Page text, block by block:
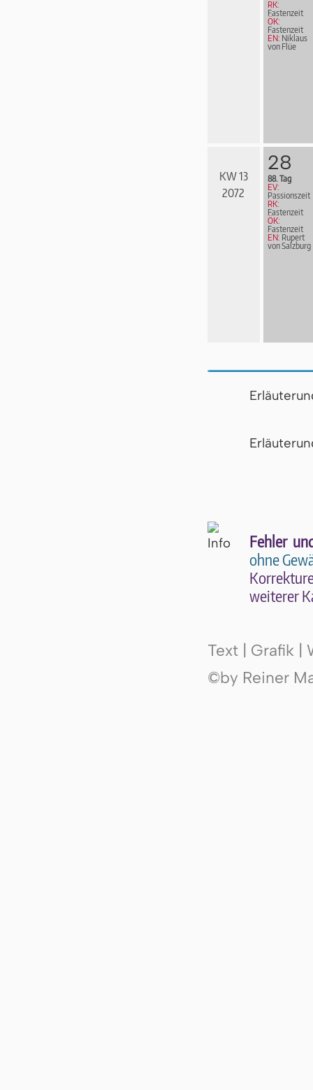
RK:
Fastenzeit
ÖK:
Fastenzeit
EN: Niklaus
von Flüe
KW 13
2072
28
88. Tag
EV:
Passionszeit
RK:
Fastenzeit
ÖK:
Fastenzeit
EN: Rupert
von Salzburg
Fehler
ohne
wei­te­rer
Text | Grafik |
©by Reiner